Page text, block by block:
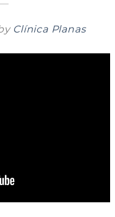
Clínica Planas